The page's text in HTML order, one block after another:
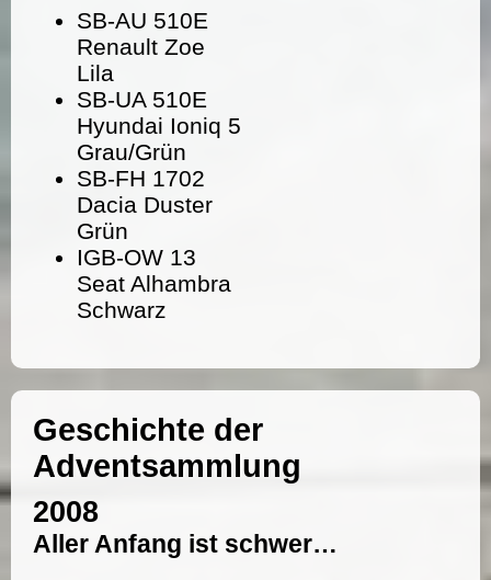
SB-AU 510E
Renault Zoe
Lila
SB-UA 510E
Hyundai Ioniq 5
Grau/Grün
SB-FH 1702
Dacia Duster
Grün
IGB-OW 13
Seat Alhambra
Schwarz
Geschichte der
Adventsammlung
2008
Aller Anfang ist schwer…